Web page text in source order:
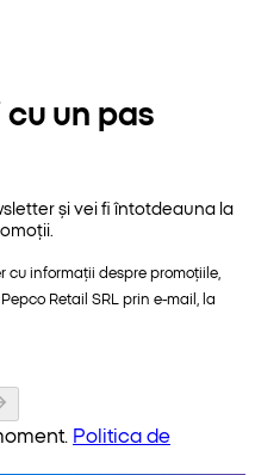
un pas
și vei fi întotdeauna la
cu informații despre promoțiile,
Retail SRL prin e-mail, la
Politica de